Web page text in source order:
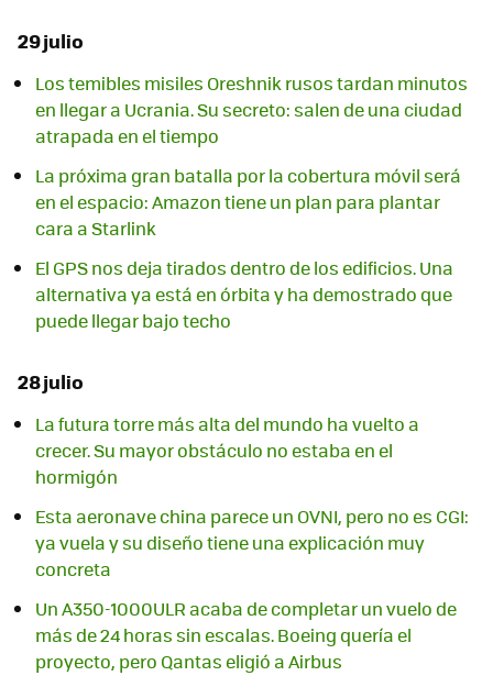
29 julio
Los temibles misiles Oreshnik rusos tardan minutos
en llegar a Ucrania. Su secreto: salen de una ciudad
atrapada en el tiempo
La próxima gran batalla por la cobertura móvil será
en el espacio: Amazon tiene un plan para plantar
cara a Starlink
El GPS nos deja tirados dentro de los edificios. Una
alternativa ya está en órbita y ha demostrado que
puede llegar bajo techo
28 julio
La futura torre más alta del mundo ha vuelto a
crecer. Su mayor obstáculo no estaba en el
hormigón
Esta aeronave china parece un OVNI, pero no es CGI:
ya vuela y su diseño tiene una explicación muy
concreta
Un A350-1000ULR acaba de completar un vuelo de
más de 24 horas sin escalas. Boeing quería el
proyecto, pero Qantas eligió a Airbus